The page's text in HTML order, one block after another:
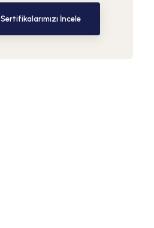
Sertifikalarımızı İncele